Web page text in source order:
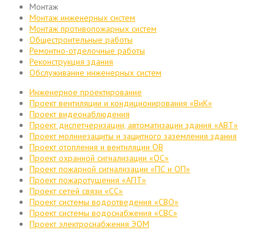
Монтаж
Монтаж инженерных систем
Монтаж противопожарных систем
Общестроительные работы
Ремонтно-отделочные работы
Реконструкция здания
Обслуживание инженерных систем
Инженерное проектирование
Проект вентиляции и кондиционирования «ВиК»
Проект видеонаблюдения
Проект диспетчеризации, автоматизации здания «АВТ»
Проект молниезащиты и защитного заземления здания
Проект отопления и вентиляции ОВ
Проект охранной сигнализации «ОС»
Проект пожарной сигнализации «ПС и ОП»
Проект пожаротушения «АПТ»
Проект сетей связи «СС»
Проект системы водоотведения «СВО»
Проект системы водоснабжения «СВС»
Проект электроснабжения ЭОМ